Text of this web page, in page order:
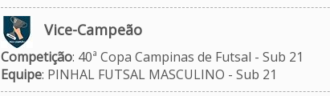
Vice-Campeão
Competição: 40ª Copa Campinas de Futsal - Sub 21
Equipe: PINHAL FUTSAL MASCULINO - Sub 21